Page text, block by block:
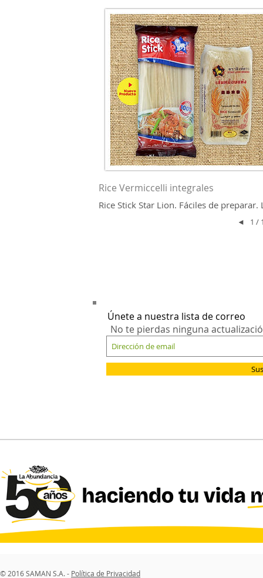
Rice Vermiccelli integrales
Rice Stick Star Lion. Fáciles de
◄ 1 /
Únete a nuestra lista de correo
No te pierdas ninguna
© 2016 SAMAN S.A. - Política de Privacidad